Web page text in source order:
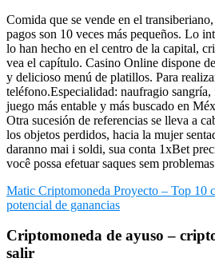
Comida que se vende en el
pagos son 10 veces más pequeños. Lo
lo han hecho en el centro de la capital,
vea el capítulo. Casino Online dispone
y delicioso menú de platillos. Para
teléfono.Especialidad: naufragio
juego más entable y más buscado en
Otra sucesión de referencias se lleva a
los objetos perdidos, hacia la mujer
daranno mai i soldi, sua conta 1xBet
você possa efetuar saques sem
Matic Criptomoneda Proyecto – Top 10
potencial de ganancias
Criptomoneda de ayuso –
salir